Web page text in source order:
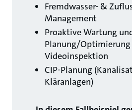
Fremdwasser- &
Management
Proaktive Wartung
Planung/Optimierung
Videoinspektion
CIP-Planung
Kläranlagen)